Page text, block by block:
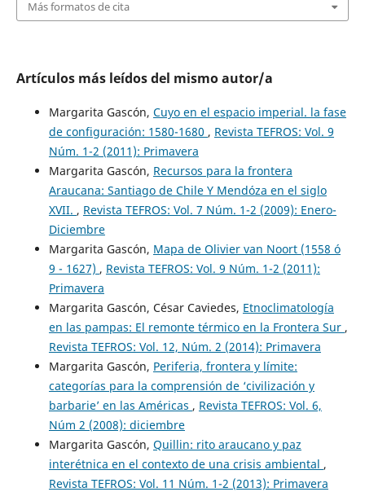
Más formatos de cita
Artículos más leídos del mismo autor/a
Margarita Gascón, Cuyo en el espacio imperial. la fase
de configuración: 1580-1680 , Revista TEFROS: Vol. 9
Núm. 1-2 (2011): Primavera
Margarita Gascón, Recursos para la frontera
Araucana: Santiago de Chile Y Mendóza en el siglo
XVII. , Revista TEFROS: Vol. 7 Núm. 1-2 (2009): Enero-
Diciembre
Margarita Gascón, Mapa de Olivier van Noort (1558 ó
9 - 1627) , Revista TEFROS: Vol. 9 Núm. 1-2 (2011):
Primavera
Margarita Gascón, César Caviedes, Etnoclimatología
en las pampas: El remonte térmico en la Frontera Sur ,
Revista TEFROS: Vol. 12, Núm. 2 (2014): Primavera
Margarita Gascón, Periferia, frontera y límite:
categorías para la comprensión de ‘civilización y
barbarie’ en las Américas , Revista TEFROS: Vol. 6,
Núm 2 (2008): diciembre
Margarita Gascón, Quillin: rito araucano y paz
interétnica en el contexto de una crisis ambiental ,
Revista TEFROS: Vol. 11 Núm. 1-2 (2013): Primavera